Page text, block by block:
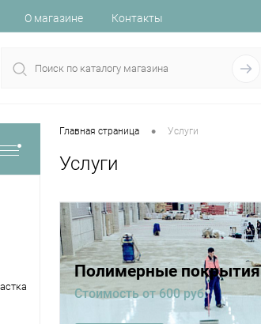
О магазине Контакты
Главная страница • Услуги
Услуги
Полимерные покрытия
Стоимость от 600 руб.